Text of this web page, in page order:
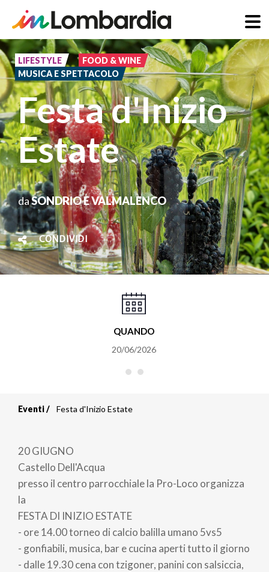
Salta
al
contenuto
principale
LIFESTYLE
FOOD & WINE
MUSICA E SPETTACOLO
Festa d'Inizio
Estate
daSONDRIO E VALMALENCO
CONDIVIDI
QUANDO
20/06/2026
di
pane
Eventi Festa d'Inizio Estate
20 GIUGNO
Castello Dell'Acqua
presso il centro parrocchiale la Pro-Loco organizza
la
FESTA DI INIZIO ESTATE
- ore 14.00 torneo di calcio balilla umano 5vs5
- gonfiabili, musica, bar e cucina aperti tutto il giorno
- dalle 19.30 cena con tzigoner, panini con salsiccia,